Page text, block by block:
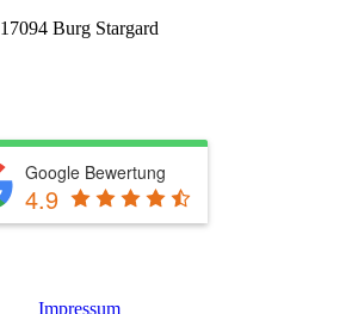
17094 Burg Stargard
Google Bewertung
4.9
Impressum